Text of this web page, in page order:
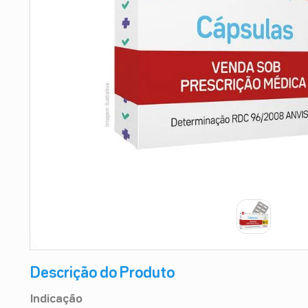
Descrição do Produto
Indicação
shampoo